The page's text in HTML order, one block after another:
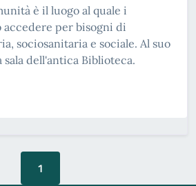
è il luogo al quale i
per bisogni di
sociosanitaria e sociale. Al suo
dell'antica Biblioteca.
DELLA COMUNITÀ - OSPEDALE
1